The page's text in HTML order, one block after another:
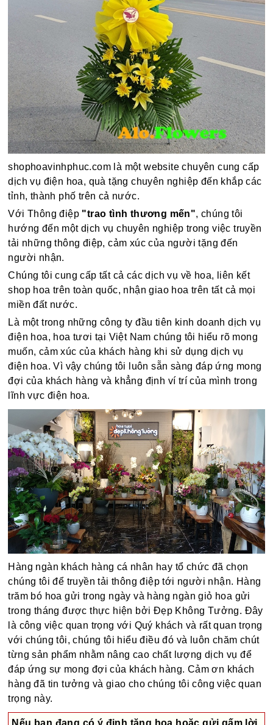
shophoavinhphuc.com là một website chuyên cung cấp
dịch vụ điện hoa, quà tặng chuyên nghiệp đến khắp các
tỉnh, thành phố trên cả nước.
Với Thông điệp "trao tình thương mến", chúng tôi
hướng đến một dịch vụ chuyên nghiệp trong việc truyền
tải những thông điệp, cảm xúc của người tặng đến
người nhận.
Chúng tôi cung cấp tất cả các dịch vụ về hoa, liên kết
shop hoa trên toàn quốc, nhận giao hoa trên tất cả mọi
miền đất nước.
Là một trong những công ty đầu tiên kinh doanh dịch vụ
điện hoa, hoa tươi tại Việt Nam chúng tôi hiểu rõ mong
muốn, cảm xúc của khách hàng khi sử dụng dịch vụ
điện hoa. Vì vậy chúng tôi luôn sẵn sàng đáp ứng mong
đợi của khách hàng và khẳng định ví trí của mình trong
lĩnh vực điện hoa.
Hàng ngàn khách hàng cá nhân hay tổ chức đã chọn
chúng tôi để truyền tải thông điệp tới người nhận. Hàng
trăm bó hoa gửi trong ngày và hàng ngàn giỏ hoa gửi
trong tháng được thực hiện bởi Đẹp Không Tưởng. Đây
là công việc quan trọng với Quý khách và rất quan trọng
với chúng tôi, chúng tôi hiểu điều đó và luôn chăm chút
từng sản phẩm nhằm nâng cao chất lượng dịch vụ để
đáp ứng sự mong đợi của khách hàng. Cảm ơn khách
hàng đã tin tưởng và giao cho chúng tôi công việc quan
trọng này.